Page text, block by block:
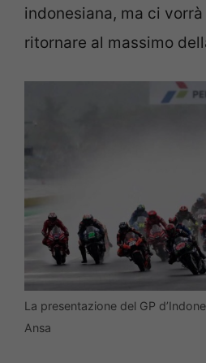
indonesiana, ma ci
ritornare al massimo
La presentazione del GP
Ansa